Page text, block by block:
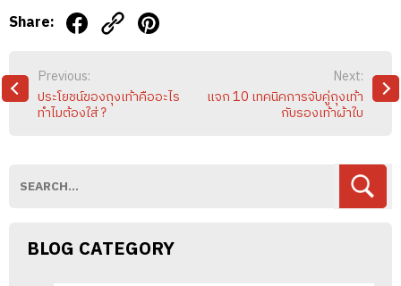
Share:
POST
NAVIGATION
Previous:
ประโยชน์ของถุงเท้าคืออะไร
ทำไมต้องใส่ ?
Next:
แจก 10 เทคนิคการจับคู่ถุงเท้า
กับรองเท้าผ้าใบ
BLOG CATEGORY